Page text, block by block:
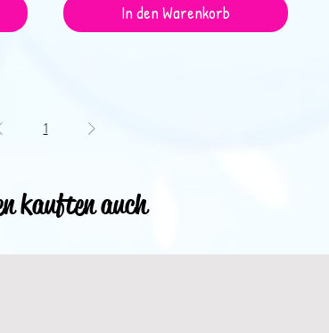
In den Warenkorb
1
kauften auch